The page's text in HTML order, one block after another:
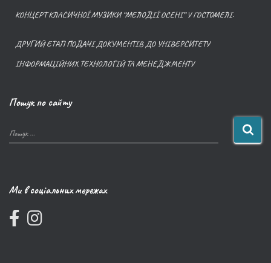
КОНЦЕРТ КЛАСИЧНОЇ МУЗИКИ “МЕЛОДІЇ ОСЕНІ” У ГОСТОМЕЛІ.
ДРУГИЙ ЕТАП ПОДАЧІ ДОКУМЕНТІВ ДО УНІВЕРСИТЕТУ
ІНФОРМАЦІЙНИХ ТЕХНОЛОГІЙ ТА МЕНЕДЖМЕНТУ
Пошук по сайту
Пошук …
Ми в соціальних мережах